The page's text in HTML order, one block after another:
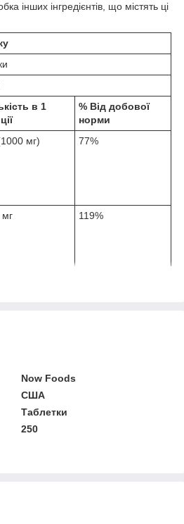
інших інгредієнтів, що містять ці
в 1
% Від добової
норми
мг) 77%
119%
Now Foods
США
Таблетки
250